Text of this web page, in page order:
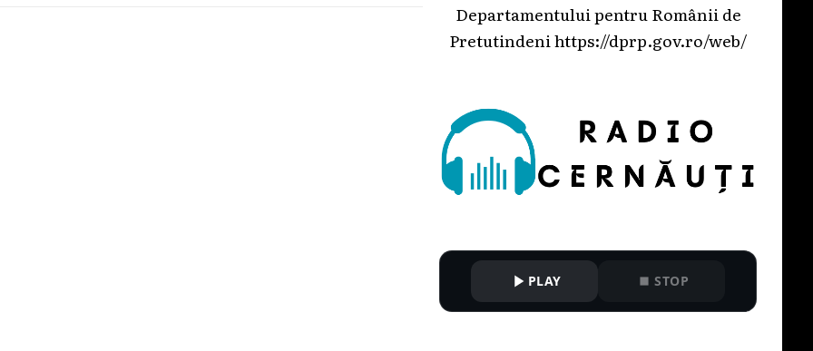
Departamentului pentru Românii de
Pretutindenihttps://dprp.gov.ro/web/
PLAY STOP